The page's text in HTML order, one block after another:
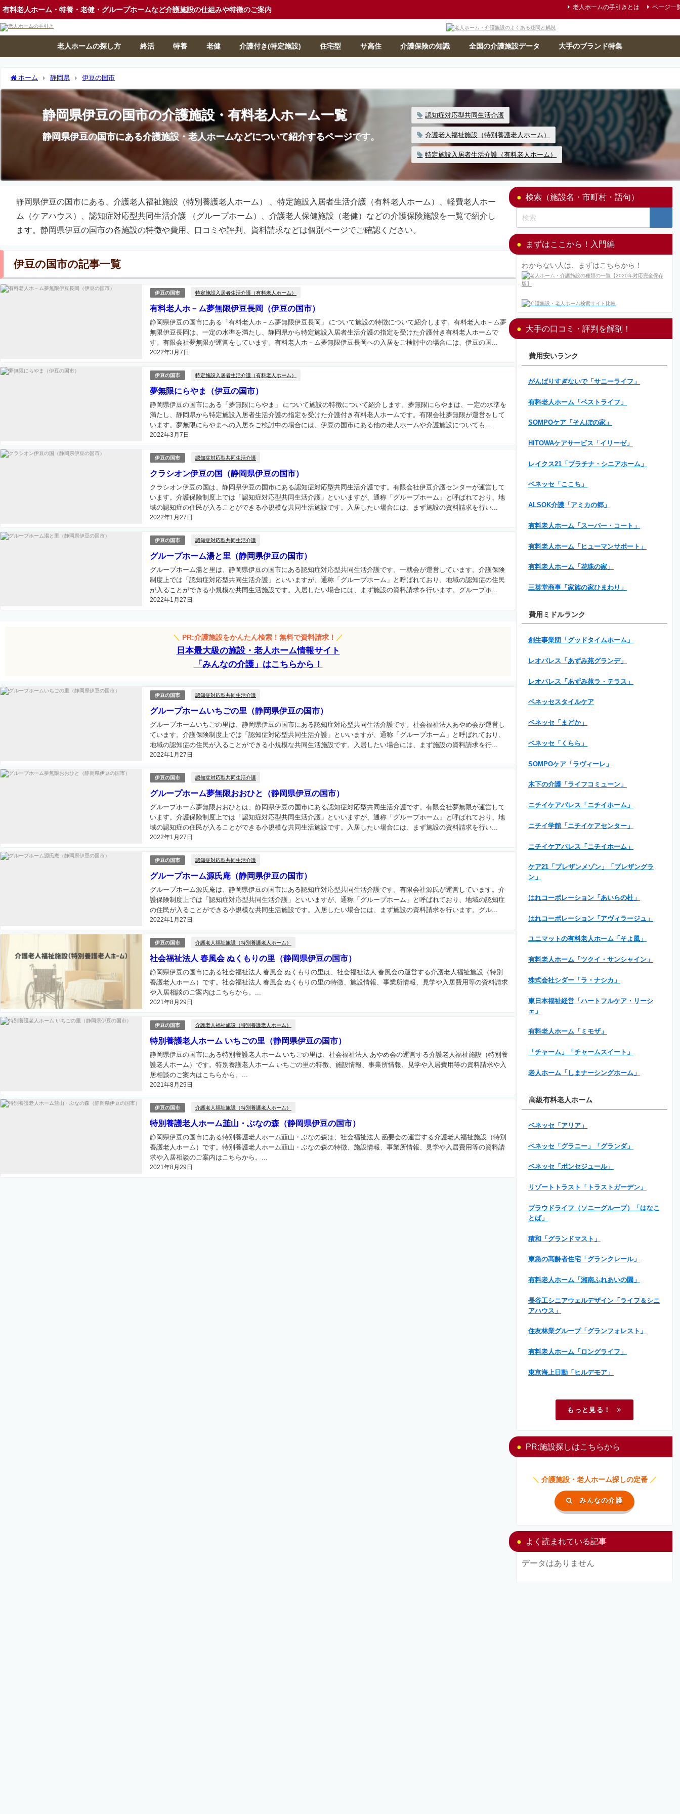
有料老人ホーム・特養・老健・グループホームなど介護施設の仕組みや特徴のご案内 老人ホームの手引きとは ページ一
老人ホームの探し方 終活 特養 老健 介護付き(特定施設) 住宅型 サ高住 介護保険の知識 全国の介護施設データ 大手のブランド特集
ホーム 静岡県 伊豆の国市
静岡県伊豆の国市の介護施設・有料老人ホーム一覧
静岡県伊豆の国市にある介護施設・老人ホームなどについて紹介するページです。
認知症対応型共同生活介護
介護老人福祉施設（特別養護老人ホーム）
特定施設入居者生活介護（有料老人ホーム）
静岡県伊豆の国市にある、介護老人福祉施設（特別養護老人ホーム） 、特定施設入居者生活介護（有料老人ホーム）、軽費老人ホー
ム（ケアハウス）、認知症対応型共同生活介護 （グループホーム）、介護老人保健施設（老健）などの介護保険施設を一覧で紹介し
ます。静岡県伊豆の国市の各施設の特徴や費用、口コミや評判、資料請求などは個別ページでご確認ください。
伊豆の国市の記事一覧
伊豆の国市 特定施設入居者生活介護（有料老人ホーム）
有料老人ホ－ム夢無限伊豆長岡（伊豆の国市）
2022年3月7日
静岡県伊豆の国市にある「有料老人ホ－ム夢無限伊豆長岡」 について施設の特徴について紹介します。有料老人ホ－ム夢
無限伊豆長岡は、一定の水準を満たし、静岡県から特定施設入居者生活介護の指定を受けた介護付き有料老人ホームで
す。有限会社夢無限が運営をしています。有料老人ホ－ム夢無限伊豆長岡への入居をご検討中の場合には、伊豆の国...
伊豆の国市 特定施設入居者生活介護（有料老人ホーム）
夢無限にらやま（伊豆の国市）
2022年3月7日
静岡県伊豆の国市にある「夢無限にらやま」 について施設の特徴について紹介します。夢無限にらやまは、一定の水準を
満たし、静岡県から特定施設入居者生活介護の指定を受けた介護付き有料老人ホームです。有限会社夢無限が運営をして
います。夢無限にらやまへの入居をご検討中の場合には、伊豆の国市にある他の老人ホームや介護施設についても...
伊豆の国市 認知症対応型共同生活介護
クラシオン伊豆の国（静岡県伊豆の国市）
2022年1月27日
クラシオン伊豆の国は、静岡県伊豆の国市にある認知症対応型共同生活介護です。有限会社伊豆介護センターが運営して
います。介護保険制度上では「認知症対応型共同生活介護」といいますが、通称「グループホーム」と呼ばれており、地
域の認知症の住民が入ることができる小規模な共同生活施設です。入居したい場合には、まず施設の資料請求を行い...
伊豆の国市 認知症対応型共同生活介護
グループホーム湯と里（静岡県伊豆の国市）
2022年1月27日
グループホーム湯と里は、静岡県伊豆の国市にある認知症対応型共同生活介護です。一就会が運営しています。介護保険
制度上では「認知症対応型共同生活介護」といいますが、通称「グループホーム」と呼ばれており、地域の認知症の住民
が入ることができる小規模な共同生活施設です。入居したい場合には、まず施設の資料請求を行います。グループホ...
＼ PR:介護施設をかんたん検索！無料で資料請求！ ／
日本最大級の施設・老人ホーム情報サイト
「みんなの介護」はこちらから！
伊豆の国市 認知症対応型共同生活介護
グループホームいちごの里（静岡県伊豆の国市）
2022年1月27日
グループホームいちごの里は、静岡県伊豆の国市にある認知症対応型共同生活介護です。社会福祉法人あやめ会が運営し
ています。介護保険制度上では「認知症対応型共同生活介護」といいますが、通称「グループホーム」と呼ばれており、
地域の認知症の住民が入ることができる小規模な共同生活施設です。入居したい場合には、まず施設の資料請求を行...
伊豆の国市 認知症対応型共同生活介護
グループホーム夢無限おおひと（静岡県伊豆の国市）
2022年1月27日
グループホーム夢無限おおひとは、静岡県伊豆の国市にある認知症対応型共同生活介護です。有限会社夢無限が運営して
います。介護保険制度上では「認知症対応型共同生活介護」といいますが、通称「グループホーム」と呼ばれており、地
域の認知症の住民が入ることができる小規模な共同生活施設です。入居したい場合には、まず施設の資料請求を行い...
伊豆の国市 認知症対応型共同生活介護
グループホーム源氏庵（静岡県伊豆の国市）
2022年1月27日
グループホーム源氏庵は、静岡県伊豆の国市にある認知症対応型共同生活介護です。有限会社源氏が運営しています。介
護保険制度上では「認知症対応型共同生活介護」といいますが、通称「グループホーム」と呼ばれており、地域の認知症
の住民が入ることができる小規模な共同生活施設です。入居したい場合には、まず施設の資料請求を行います。グル...
伊豆の国市 介護老人福祉施設（特別養護老人ホーム）
社会福祉法人 春風会 ぬくもりの里（静岡県伊豆の国市）
2021年8月29日
静岡県伊豆の国市にある社会福祉法人 春風会 ぬくもりの里は、社会福祉法人 春風会の運営する介護老人福祉施設（特別
養護老人ホーム）です。社会福祉法人 春風会 ぬくもりの里の特徴、施設情報、事業所情報、見学や入居費用等の資料請求
や入居相談のご案内はこちらから。...
伊豆の国市 介護老人福祉施設（特別養護老人ホーム）
特別養護老人ホーム いちごの里（静岡県伊豆の国市）
2021年8月29日
静岡県伊豆の国市にある特別養護老人ホーム いちごの里は、社会福祉法人 あやめ会の運営する介護老人福祉施設（特別養
護老人ホーム）です。特別養護老人ホーム いちごの里の特徴、施設情報、事業所情報、見学や入居費用等の資料請求や入
居相談のご案内はこちらから。...
伊豆の国市 介護老人福祉施設（特別養護老人ホーム）
特別養護老人ホーム韮山・ぶなの森（静岡県伊豆の国市）
2021年8月29日
静岡県伊豆の国市にある特別養護老人ホーム韮山・ぶなの森は、社会福祉法人 函要会の運営する介護老人福祉施設（特別
養護老人ホーム）です。特別養護老人ホーム韮山・ぶなの森の特徴、施設情報、事業所情報、見学や入居費用等の資料請
求や入居相談のご案内はこちらから。...
検索（施設名・市町村・語句）
まずはここから！入門編
わからない人は、まずはこちらから！
大手の口コミ・評判を解剖！
費用安いランク
がんばりすぎないで「サニーライフ」
有料老人ホーム「ベストライフ」
SOMPOケア「そんぽの家」
HITOWAケアサービス「イリーゼ」
レイクス21「プラチナ・シニアホーム」
ベネッセ「ここち」
ALSOK介護「アミカの郷」
有料老人ホーム「スーパー・コート」
有料老人ホーム「ヒューマンサポート」
有料老人ホーム「花珠の家」
三英堂商事「家族の家ひまわり」
費用ミドルランク
創生事業団「グッドタイムホーム」
レオパレス「あずみ苑グランデ」
レオパレス「あずみ苑ラ・テラス」
ベネッセスタイルケア
ベネッセ「まどか」
ベネッセ「くらら」
SOMPOケア「ラヴィーレ」
木下の介護「ライフコミューン」
ニチイケアパレス「ニチイホーム」
ニチイ学館「ニチイケアセンター」
ニチイケアパレス「ニチイホーム」
ケア21「プレザンメゾン」「プレザングラ
ン」
はれコーポレーション「あいらの杜」
はれコーポレーション「アヴィラージュ」
ユニマットの有料老人ホーム「そよ風」
有料老人ホーム「ツクイ・サンシャイン」
株式会社シダー「ラ・ナシカ」
東日本福祉経営「ハートフルケア・リーシ
ェ」
有料老人ホーム「ミモザ」
「チャーム」「チャームスイート」
老人ホーム「しまナーシングホーム」
高級有料老人ホーム
ベネッセ「アリア」
ベネッセ「グラニー」「グランダ」
ベネッセ「ボンセジュール」
リゾートトラスト「トラストガーデン」
プラウドライフ（ソニーグループ）「はなこ
とば」
積和「グランドマスト」
東急の高齢者住宅「グランクレール」
有料老人ホーム「湘南ふれあいの園」
長谷工シニアウェルデザイン「ライフ＆シニ
アハウス」
住友林業グループ「グランフォレスト」
有料老人ホーム「ロングライフ」
東京海上日動「ヒルデモア」
もっと見る！
PR:施設探しはこちらから
＼ 介護施設・老人ホーム探しの定番 ／
みんなの介護
よく読まれている記事
データはありません